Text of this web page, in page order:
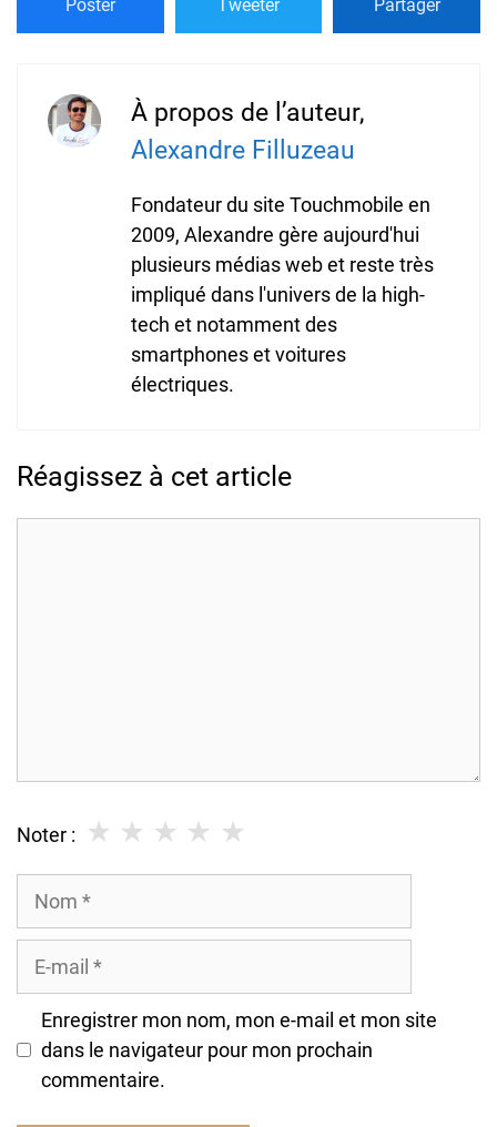
Poster Tweeter Partager
À propos de l’auteur,
Alexandre Filluzeau
Fondateur du site Touchmobile en
2009, Alexandre gère aujourd'hui
plusieurs médias web et reste très
impliqué dans l'univers de la high-
tech et notamment des
smartphones et voitures
électriques.
Réagissez à cet article
Noter : ★
★
★
★
★
Enregistrer mon nom, mon e-mail et mon site
dans le navigateur pour mon prochain
commentaire.